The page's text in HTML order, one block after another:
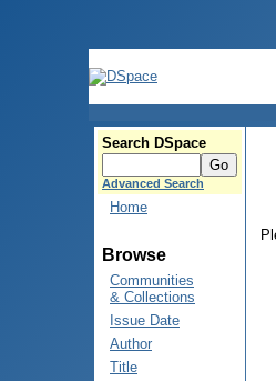
Search DSpace
Advanced Search
Home
Browse
Communities
& Collections
Issue Date
Author
Title